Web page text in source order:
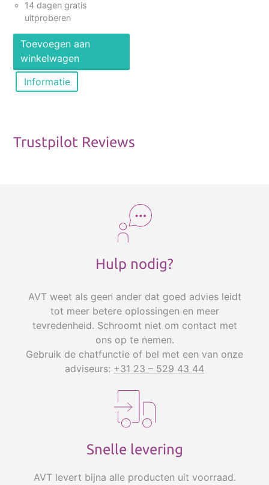
14 dagen gratis
uitproberen
Toevoegen aan
winkelwagen
Informatie
Trustpilot Reviews
Hulp nodig?
AVT weet als geen ander dat goed advies leidt
tot meer betere oplossingen en meer
tevredenheid. Schroomt niet om contact met
ons op te nemen.
Gebruik de chatfunctie of bel met een van onze
adviseurs: +31 23 – 529 43 44
Snelle levering
AVT levert bijna alle producten uit voorraad.